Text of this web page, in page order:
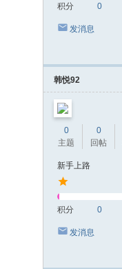
积分 0
发消息
韩悦92
0
主题
0
回帖
新手上路
积分 0
发消息